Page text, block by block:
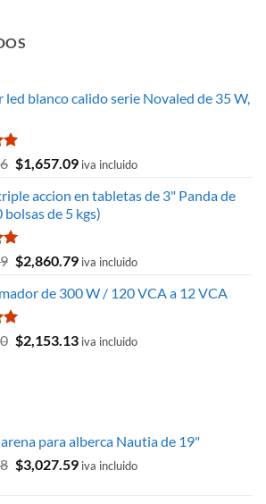
era:
led blanco calido serie Novaled de 35 W,
El
original
era:
$1,999.56.
$1,657.09El
actual
es:
iva incluido
accion en tabletas de 3" Panda de
bolsas de 5 kgs)
El
original
era:
$3,024.89.
$2,860.79El
actual
$2,860.79.
iva incluido
de 300 W / 120 VCA a 12 VCA
El
$2,153.13Eliva incluido
para alberca Nautia de 19"
El
$3,027.59Eliva incluido